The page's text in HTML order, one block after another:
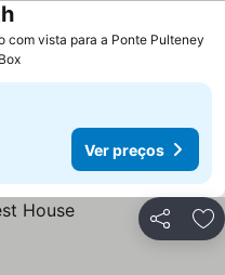
com vista para a Ponte Pulteney
Ver preços
Partilhar